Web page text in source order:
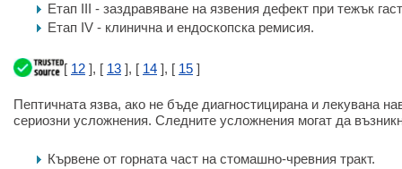
Етап III - заздравяване на язвения дефект при тежък
Етап IV - клинична и ендоскопска ремисия.
[ 12 ], [ 13 ], [ 14 ], [ 15 ]
Пептичната язва, ако не бъде диагностицирана и лекувана
сериозни усложнения. Следните усложнения могат да
Кървене от горната част на стомашно-чревния тракт.